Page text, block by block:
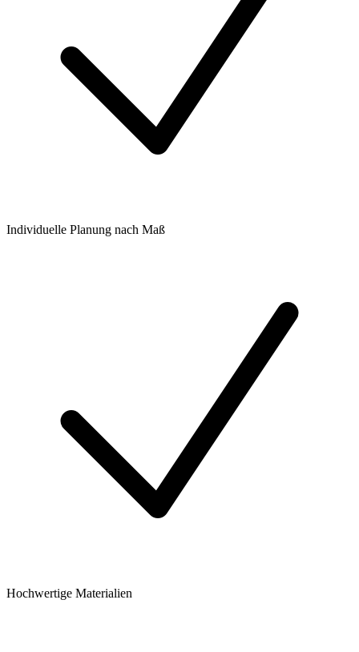
Individuelle Planung nach Maß
Hochwertige Materialien